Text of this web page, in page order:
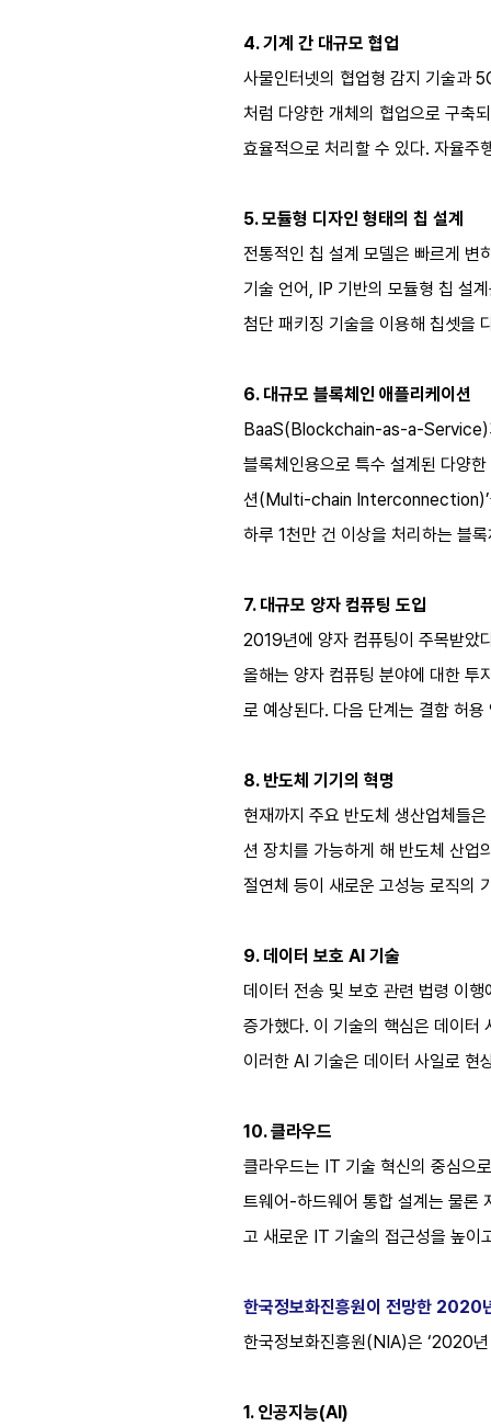
4. 기계 간 대규모 협업
사물인터넷의 협업형 감지 기술과
처럼 다양한 개체의 협업으로 구축
효율적으로 처리할 수 있다. 자율주
5. 모듈형 디자인 형태의 칩 설계
전통적인 칩 설계 모델은 빠르게 변
기술 언어, IP 기반의 모듈형 칩 설
첨단 패키징 기술을 이용해 칩셋을
6. 대규모 블록체인 애플리케이션
BaaS(Blockchain-as-a-Service)가
블록체인용으로 특수 설계된 다양
션(Multi-chain Interconnection)’
하루 1천만 건 이상을 처리하는 블
7. 대규모 양자 컴퓨팅 도입
2019년에 양자 컴퓨팅이 주목받았
올해는 양자 컴퓨팅 분야에 대한 투
로 예상된다. 다음 단계는 결함 허
8. 반도체 기기의 혁명
현재까지 주요 반도체 생산업체들
션 장치를 가능하게 해 반도체 산업
절연체 등이 새로운 고성능 로직의
9. 데이터 보호 AI 기술
데이터 전송 및 보호 관련 법령 이
증가했다. 이 기술의 핵심은 데이터
이러한 AI 기술은 데이터 사일로 현
10. 클라우드
클라우드는 IT 기술 혁신의 중심
트웨어-하드웨어 통합 설계는 물론
고 새로운 IT 기술의 접근성을 높이
한국정보화진흥원이 전망한 2020
한국정보화진흥원(NIA)은 ‘2020
1. 인공지능(AI)